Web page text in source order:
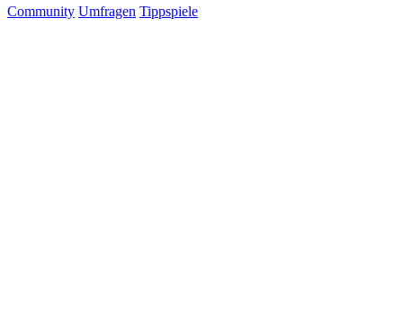
Community Umfragen Tippspiele